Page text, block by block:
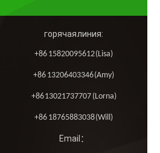
горячая линия:
+86 15820095612 (Lisa)
+86 13206403346 (Amy)
+86 13021737707 (Lorna)
+86 18765883038 (Will)
Email：